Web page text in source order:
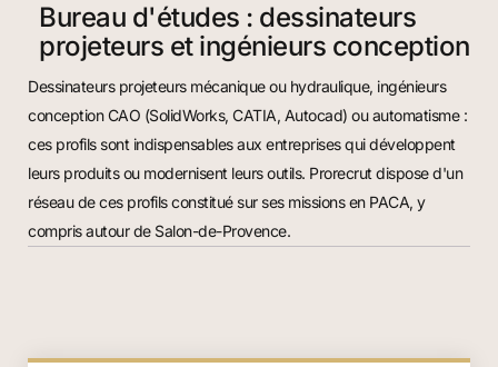
Bureau d'études : dessinateurs
projeteurs et ingénieurs conception
Dessinateurs projeteurs mécanique ou hydraulique, ingénieurs
conception CAO (SolidWorks, CATIA, Autocad) ou automatisme :
ces profils sont indispensables aux entreprises qui développent
leurs produits ou modernisent leurs outils. Prorecrut dispose d'un
réseau de ces profils constitué sur ses missions en PACA, y
compris autour de Salon-de-Provence.